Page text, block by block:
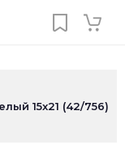
15x21 (42/756)